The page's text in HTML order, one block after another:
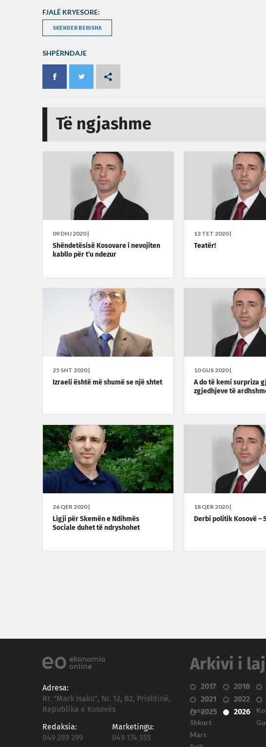
FJALË KRYESORE:
SKENDER BERISHA
SHPËRNDAJE
Të ngjashme
09 DHJ 2020 |
Shëndetësisë Kosovare i nevojiten
kabllo për t’u ndezur
13 TET 2020 |
Teatër!
25 SHT 2020 |
Izraeli është më shumë se një shtet
10 GUS 2020 |
A do të kemi surpriza
zgjedhjeve të
26 QER 2020 |
Ligji për Skemën e Ndihmës
Sociale duhet të ndryshohet
18 QER 2020 |
Derbi politik Kosovë –
Adresa:
Rr. "Mark Isaku", Nr. 12, B2, Prishtinë,
Republika e Kosovës
Redaksia:
049 289 299
Marketingu:
049 174 555
Arkivi i
2017 2018
2021
2022
2025
2026
Janar
Shkurt
Mars